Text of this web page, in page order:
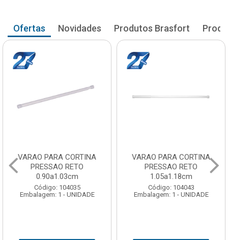
Ofertas Novidades Produtos Brasfort
VARAO PARA CORTINA
PRESSAO RETO
0.90a1.03cm
Código: 104035
Embalagem: 1 - UNIDADE
VARAO PARA CORTINA
PRESSAO RETO
1.05a1.18cm
Código: 104043
Embalagem: 1 - UNIDADE